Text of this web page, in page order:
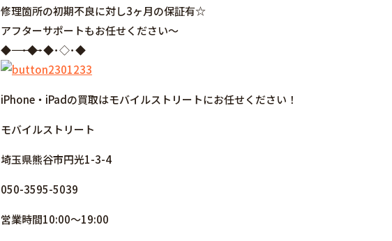
修理箇所の初期不良に対し3ヶ月の保証有☆
アフターサポートもお任せください～
◆――――――――――――――――･◆･◆･◇･◆
iPhone・iPadの買取はモバイルストリートにお任せください！
モバイルストリート
埼玉県熊谷市円光1-3-4
050-3595-5039
営業時間10:00～19:00